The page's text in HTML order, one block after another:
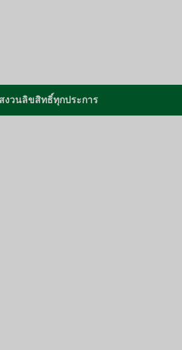
งวนลิขสิทธิ์ทุกประการ